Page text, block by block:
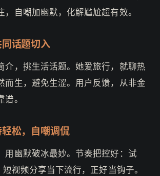
，自嘲加幽默，化解尴尬超有效。
话题切入
介，挑生活话题。她爱旅行，就聊热
而生，避免生涩。用户反馈，从非金
。
松，自嘲调侃
用幽默破冰最妙。节奏把控好：试
视频分享当下流行，正好当钩子。